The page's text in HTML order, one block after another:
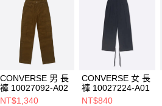
CONVERSE 男 長
褲 10027092-A02
NT$1,340
CONVERSE 女 長
褲 10027224-A01
NT$840